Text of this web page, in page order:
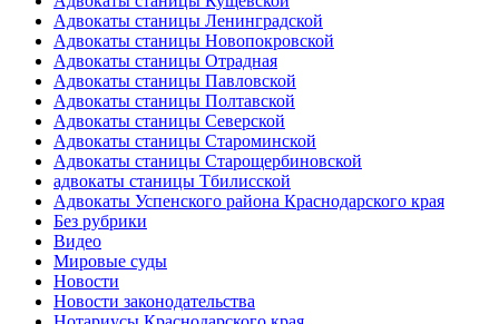
Адвокаты станицы Ленинградской
Адвокаты станицы Новопокровской
Адвокаты станицы Отрадная
Адвокаты станицы Павловской
Адвокаты станицы Полтавской
Адвокаты станицы Северской
Адвокаты станицы Староминской
Адвокаты станицы Старощербиновской
адвокаты станицы Тбилисской
Адвокаты Успенского района Краснодарского края
Без рубрики
Видео
Мировые суды
Новости
Новости законодательства